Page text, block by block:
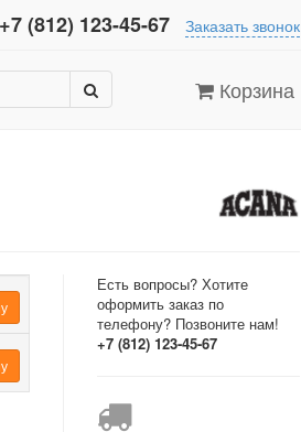
+7 (812) 123-45-67 Заказать звонок
Корзина
Есть вопросы? Хотите
оформить заказ по
телефону? Позвоните нам!
+7 (812) 123-45-67